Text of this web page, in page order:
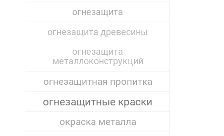
огнезащита
огнезащита древесины
огнезащита
металлоконструкций
огнезащитная пропитка
огнезащитные краски
окраска металла